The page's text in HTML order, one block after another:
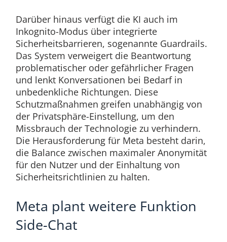
Darüber hinaus verfügt die KI auch im
Inkognito-Modus über integrierte
Sicherheitsbarrieren, sogenannte Guardrails.
Das System verweigert die Beantwortung
problematischer oder gefährlicher Fragen
und lenkt Konversationen bei Bedarf in
unbedenkliche Richtungen. Diese
Schutzmaßnahmen greifen unabhängig von
der Privatsphäre-Einstellung, um den
Missbrauch der Technologie zu verhindern.
Die Herausforderung für Meta besteht darin,
die Balance zwischen maximaler Anonymität
für den Nutzer und der Einhaltung von
Sicherheitsrichtlinien zu halten.
Meta plant weitere Funktion
Side-Chat